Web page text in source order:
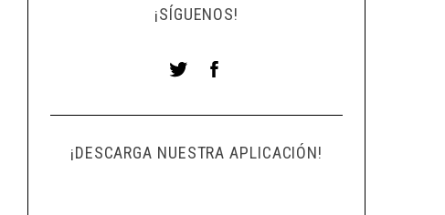
¡SÍGUENOS!
¡DESCARGA NUESTRA APLICACIÓN!